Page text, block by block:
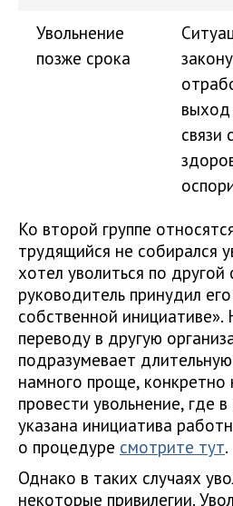
Увольнение
позже срока
выход
связи
Ко второй группе
трудящийся не собирался
хотел уволиться по другой
руководитель принудил
собственной инициативе».
переводу в другую
подразумевает
намного проще, конкретно
провести увольнение, где
указана инициатива
о процедуре смотрите тут.
Однако в таких случаях
некоторые привилегии.